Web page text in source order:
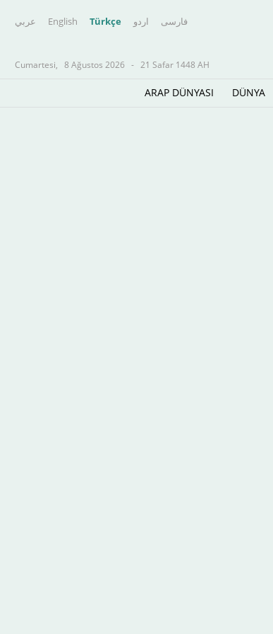
عربي English Türkçe اردو فارسى
Cumartesi, 8 Ağustos 2026 - 21 Safar 1448 AH
ARAP DÜNYASI DÜNYA